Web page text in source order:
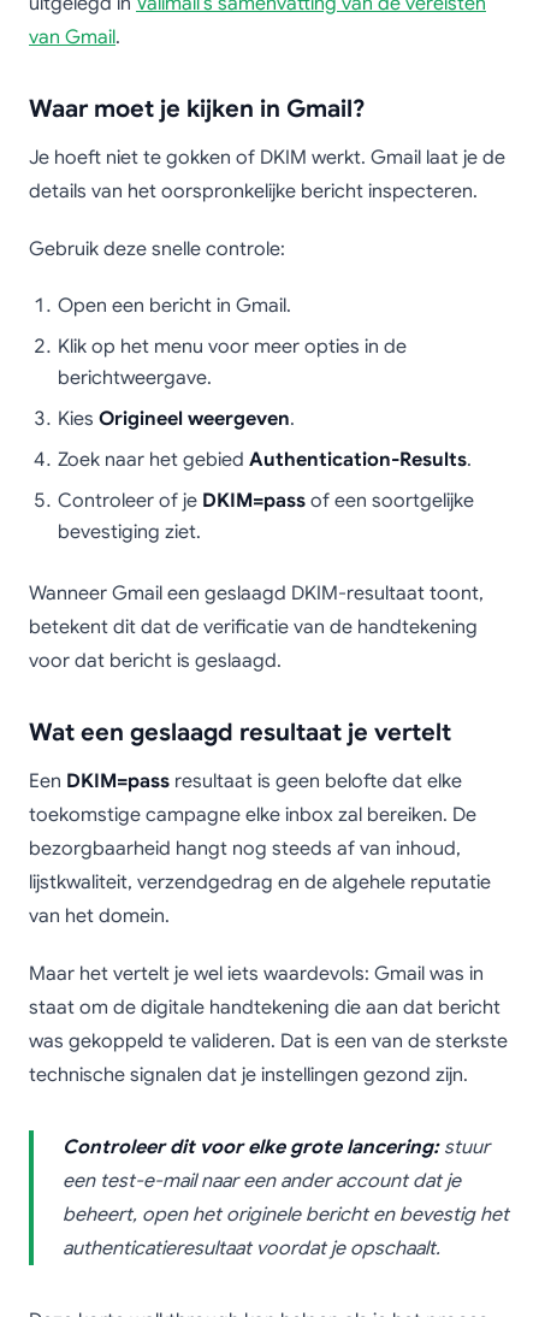
van Gmail.
Waar moet je kijken in Gmail?
Je hoeft niet te gokken of DKIM werkt. Gmail laat je de
details van het oorspronkelijke bericht inspecteren.
Gebruik deze snelle controle:
Open een bericht in Gmail.
Klik op het menu voor meer opties in de
berichtweergave.
Kies Origineel weergeven.
Zoek naar het gebied Authentication-Results.
Controleer of je DKIM=pass of een soortgelijke
bevestiging ziet.
Wanneer Gmail een geslaagd DKIM-resultaat toont,
betekent dit dat de verificatie van de handtekening
voor dat bericht is geslaagd.
Wat een geslaagd resultaat je vertelt
Een DKIM=pass resultaat is geen belofte dat elke
toekomstige campagne elke inbox zal bereiken. De
bezorgbaarheid hangt nog steeds af van inhoud,
lijstkwaliteit, verzendgedrag en de algehele reputatie
van het domein.
Maar het vertelt je wel iets waardevols: Gmail was in
staat om de digitale handtekening die aan dat bericht
was gekoppeld te valideren. Dat is een van de sterkste
technische signalen dat je instellingen gezond zijn.
Controleer dit voor elke grote lancering:stuur
een test-e-mail naar een ander account dat je
beheert, open het originele bericht en bevestig het
authenticatieresultaat voordat je opschaalt.